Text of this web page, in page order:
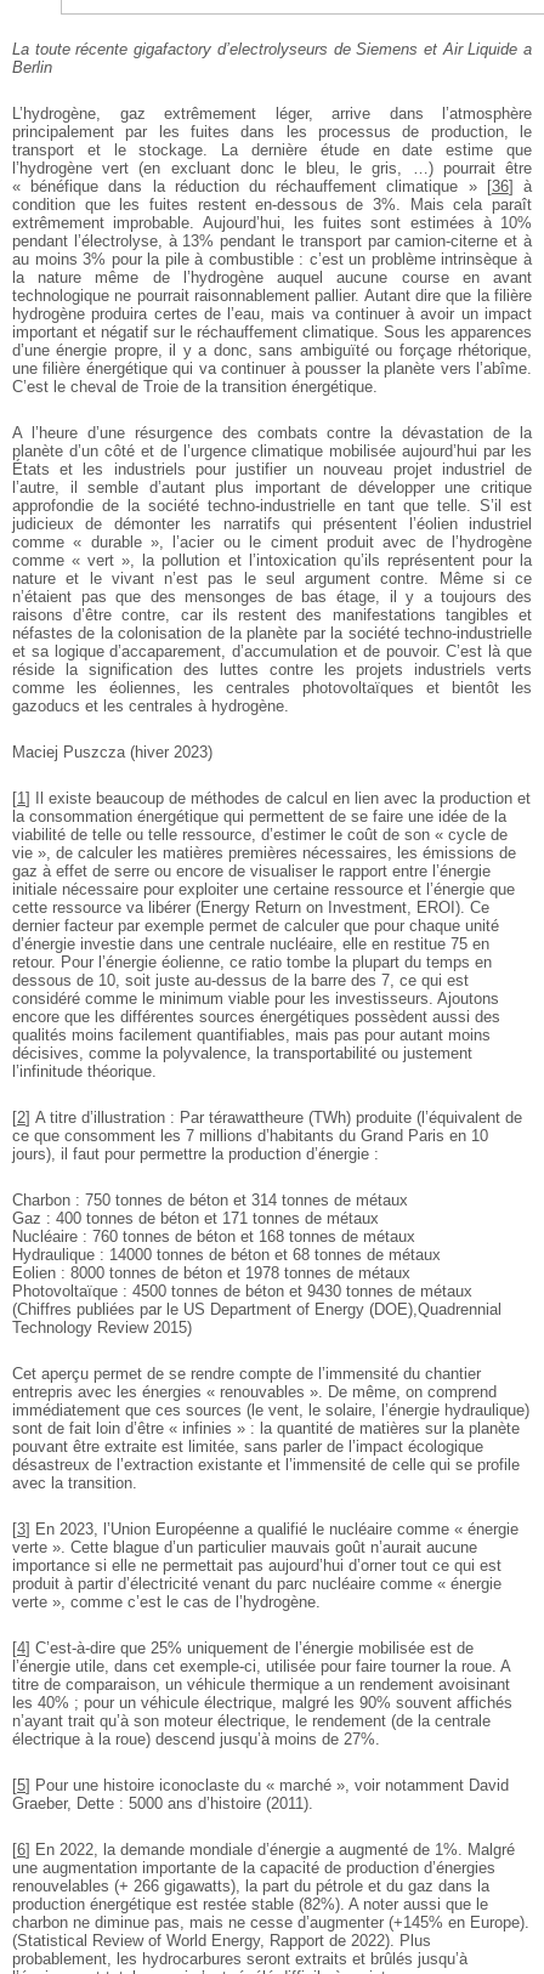
La toute récente gigafactory d’electrolyseurs de Siemens et Air Liquide a
Berlin
L’hydrogène, gaz extrêmement léger, arrive dans l’atmosphère
principalement par les fuites dans les processus de production, le
transport et le stockage. La dernière étude en date estime que
l’hydrogène vert (en excluant donc le bleu, le gris, …) pourrait être
« bénéfique dans la réduction du réchauffement climatique »[36]
à
condition que les fuites restent en-dessous de 3%. Mais cela paraît
extrêmement improbable. Aujourd’hui, les fuites sont estimées à 10%
pendant l’électrolyse, à 13% pendant le transport par camion-citerne et à
au moins 3% pour la pile à combustible : c’est un problème intrinsèque à
la nature même de l’hydrogène auquel aucune course en avant
technologique ne pourrait raisonnablement pallier. Autant dire que la filière
hydrogène produira certes de l’eau, mais va continuer à avoir un impact
important et négatif sur le réchauffement climatique. Sous les apparences
d’une énergie propre, il y a donc, sans ambiguïté ou forçage rhétorique,
une filière énergétique qui va continuer à pousser la planète vers l’abîme.
C’est le cheval de Troie de la transition énergétique.
A l’heure d’une résurgence des combats contre la dévastation de la
planète d’un côté et de l’urgence climatique mobilisée aujourd’hui par les
États et les industriels pour justifier un nouveau projet industriel de
l’autre, il semble d’autant plus important de développer une critique
approfondie de la société techno-industrielle en tant que telle. S’il est
judicieux de démonter les narratifs qui présentent l’éolien industriel
comme « durable », l’acier ou le ciment produit avec de l’hydrogène
comme « vert », la pollution et l’intoxication qu’ils représentent pour la
nature et le vivant n’est pas le seul argument contre. Même si ce
n’étaient pas que des mensonges de bas étage, il y a toujours des
raisons d’être contre, car ils restent des manifestations tangibles et
néfastes de la colonisation de la planète par la société techno-industrielle
et sa logique d’accaparement, d’accumulation et de pouvoir. C’est là que
réside la signification des luttes contre les projets industriels verts
comme les éoliennes, les centrales photovoltaïques et bientôt les
gazoducs et les centrales à hydrogène.
Maciej Puszcza (hiver 2023)
[1]
Il existe beaucoup de méthodes de calcul en lien avec la production et
la consommation énergétique qui permettent de se faire une idée de la
viabilité de telle ou telle ressource, d’estimer le coût de son « cycle de
vie », de calculer les matières premières nécessaires, les émissions de
gaz à effet de serre ou encore de visualiser le rapport entre l’énergie
initiale nécessaire pour exploiter une certaine ressource et l’énergie que
cette ressource va libérer (Energy Return on Investment, EROI). Ce
dernier facteur par exemple permet de calculer que pour chaque unité
d’énergie investie dans une centrale nucléaire, elle en restitue 75 en
retour. Pour l’énergie éolienne, ce ratio tombe la plupart du temps en
dessous de 10, soit juste au-dessus de la barre des 7, ce qui est
considéré comme le minimum viable pour les investisseurs. Ajoutons
encore que les différentes sources énergétiques possèdent aussi des
qualités moins facilement quantifiables, mais pas pour autant moins
décisives, comme la polyvalence, la transportabilité ou justement
l’infinitude théorique.
[2] A titre d’illustration : Par térawattheure (TWh) produite (l’équivalent de
ce que consomment les 7 millions d’habitants du Grand Paris en 10
jours), il faut pour permettre la production d’énergie :
Charbon : 750 tonnes de béton et 314 tonnes de métaux
Gaz : 400 tonnes de béton et 171 tonnes de métaux
Nucléaire : 760 tonnes de béton et 168 tonnes de métaux
Hydraulique : 14000 tonnes de béton et 68 tonnes de métaux
Eolien : 8000 tonnes de béton et 1978 tonnes de métaux
Photovoltaïque : 4500 tonnes de béton et 9430 tonnes de métaux
(Chiffres publiées par le US Department of Energy (DOE),Quadrennial
Technology Review 2015)
Cet aperçu permet de se rendre compte de l’immensité du chantier
entrepris avec les énergies « renouvables ». De même, on comprend
immédiatement que ces sources (le vent, le solaire, l’énergie hydraulique)
sont de fait loin d’être « infinies » : la quantité de matières sur la planète
pouvant être extraite est limitée, sans parler de l’impact écologique
désastreux de l’extraction existante et l’immensité de celle qui se profile
avec la transition.
[3] En 2023, l’Union Européenne a qualifié le nucléaire comme « énergie
verte ». Cette blague d’un particulier mauvais goût n’aurait aucune
importance si elle ne permettait pas aujourd’hui d’orner tout ce qui est
produit à partir d’électricité venant du parc nucléaire comme « énergie
verte », comme c’est le cas de l’hydrogène.
[4] C’est-à-dire que 25% uniquement de l’énergie mobilisée est de
l’énergie utile, dans cet exemple-ci, utilisée pour faire tourner la roue. A
titre de comparaison, un véhicule thermique a un rendement avoisinant
les 40% ; pour un véhicule électrique, malgré les 90% souvent affichés
n’ayant trait qu’à son moteur électrique, le rendement (de la centrale
électrique à la roue) descend jusqu’à moins de 27%.
[5] Pour une histoire iconoclaste du « marché », voir notamment David
Graeber, Dette : 5000 ans d’histoire (2011).
[6] En 2022, la demande mondiale d’énergie a augmenté de 1%. Malgré
une augmentation importante de la capacité de production d’énergies
renouvelables (+ 266 gigawatts), la part du pétrole et du gaz dans la
production énergétique est restée stable (82%). A noter aussi que le
charbon ne diminue pas, mais ne cesse d’augmenter (+145% en Europe).
(Statistical Review of World Energy, Rapport de 2022). Plus
probablement, les hydrocarbures seront extraits et brûlés jusqu’à